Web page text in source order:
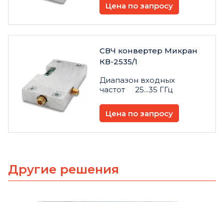
Цена по запросу
СВЧ конвертер Микран
КВ-2535/1
Диапазон входных
частот 25...35 ГГц
Цена по запросу
Другие решения